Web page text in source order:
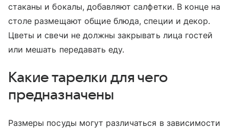
стаканы и бокалы, добавляют салфетки. В конце на
столе размещают общие блюда, специи и декор.
Цветы и свечи не должны закрывать лица гостей
или мешать передавать еду.
Какие тарелки для чего
предназначены
Размеры посуды могут различаться в зависимости